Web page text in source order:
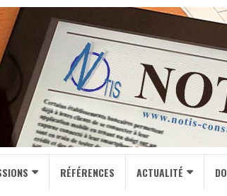
RÉFÉRENCES ACTUALITÉ